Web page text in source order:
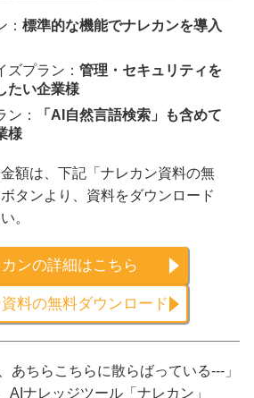
： 標準的な機能でナレカンを導入
ズプラン： 管理・セキュリティを
たい企業様
ン：
「AI自然言語検索」も含めて
様
額は、下記「ナレカン資料の無
タンより、資料をダウンロード
。
ンの詳細はこちら
料の無料ダウンロード
あちらこちらに散らばっている---」
AIナレッジツール「ナレカン」